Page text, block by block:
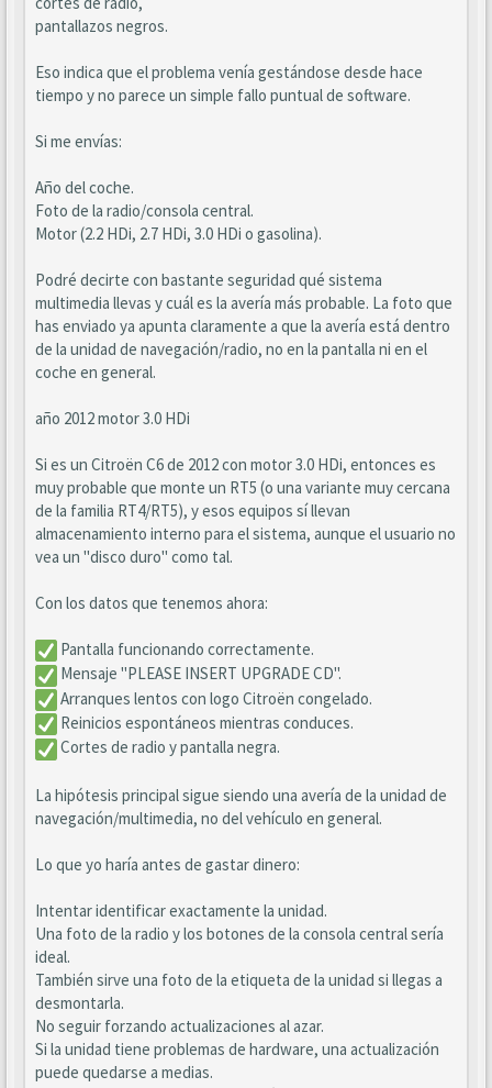
pantallazos negros.
Eso indica que el problema venía gestándose desde hace
tiempo y no parece un simple fallo puntual de software.
Si me envías:
Año del coche.
Foto de la radio/consola central.
Motor (2.2 HDi, 2.7 HDi, 3.0 HDi o gasolina).
Podré decirte con bastante seguridad qué sistema
multimedia llevas y cuál es la avería más probable. La foto que
has enviado ya apunta claramente a que la avería está dentro
de la unidad de navegación/radio, no en la pantalla ni en el
coche en general.
año 2012 motor 3.0 HDi
Si es un Citroën C6 de 2012 con motor 3.0 HDi, entonces es
muy probable que monte un RT5 (o una variante muy cercana
de la familia RT4/RT5), y esos equipos sí llevan
almacenamiento interno para el sistema, aunque el usuario no
vea un "disco duro" como tal.
Con los datos que tenemos ahora:
Pantalla funcionando correctamente.
Mensaje "PLEASE INSERT UPGRADE CD".
Arranques lentos con logo Citroën congelado.
Reinicios espontáneos mientras conduces.
Cortes de radio y pantalla negra.
La hipótesis principal sigue siendo una avería de la unidad de
navegación/multimedia, no del vehículo en general.
Lo que yo haría antes de gastar dinero:
Intentar identificar exactamente la unidad.
Una foto de la radio y los botones de la consola central sería
ideal.
También sirve una foto de la etiqueta de la unidad si llegas a
desmontarla.
No seguir forzando actualizaciones al azar.
Si la unidad tiene problemas de hardware, una actualización
puede quedarse a medias.